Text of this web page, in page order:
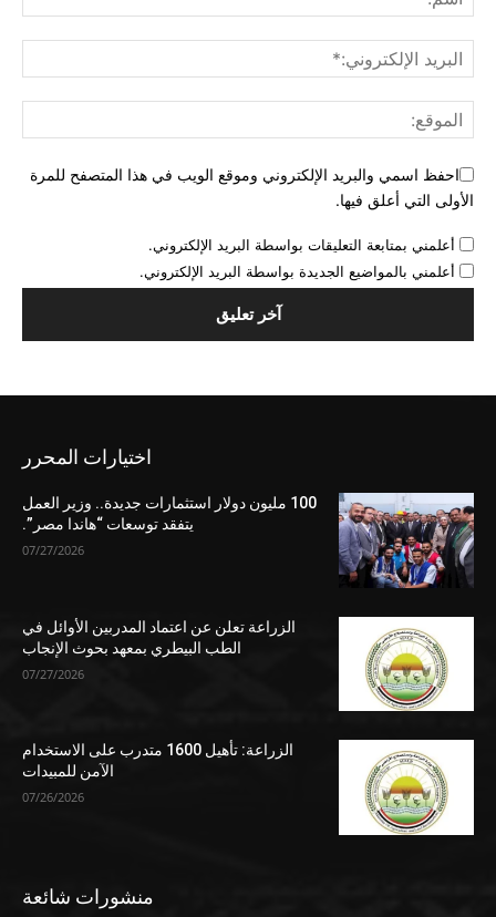
احفظ اسمي والبريد الإلكتروني وموقع الويب في هذا المتصفح للمرة
الأولى التي أعلق فيها.
أعلمني بمتابعة التعليقات بواسطة البريد الإلكتروني.
أعلمني بالمواضيع الجديدة بواسطة البريد الإلكتروني.
اختيارات المحرر
100 مليون دولار استثمارات جديدة.. وزير العمل
يتفقد توسعات “هاندا مصر”.
07/27/2026
الزراعة تعلن عن اعتماد المدربين الأوائل في
الطب البيطري بمعهد بحوث الإنجاب
07/27/2026
الزراعة: تأهيل 1600 متدرب على الاستخدام
الآمن للمبيدات
07/26/2026
منشورات شائعة